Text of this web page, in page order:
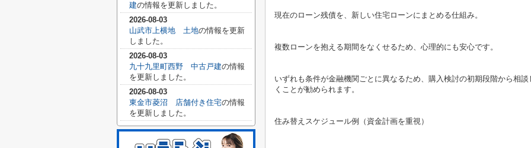
現在のローン残債を、新しい住宅ローンにまとめる仕組み。
複数ローンを抱える期間をなくせるため、心理的にも安心です。
いずれも条件が金融機関ごとに異なるため、 購入検討の初期段階から相談
くことが勧められます。
住み替えスケジュール例（資金計画を重視）
建の情報を更新しました。
2026-08-03
山武市上横地 土地の情報を更新
しました。
2026-08-03
九十九里町西野 中古戸建の情報
を更新しました。
2026-08-03
東金市菱沼 店舗付き住宅の情報
を更新しました。